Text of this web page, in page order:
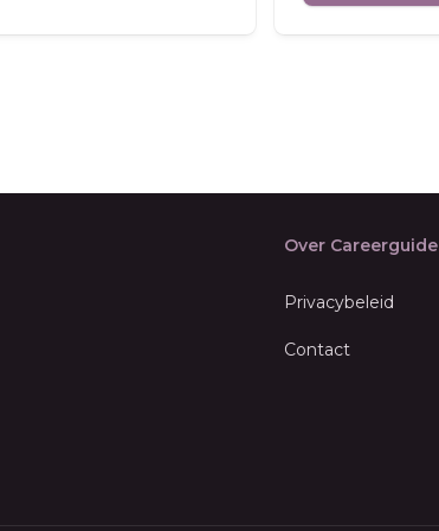
Over Careerguide
Privacybeleid
Contact